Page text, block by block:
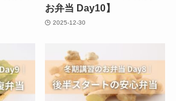
お弁当 Day10】
2025-12-30